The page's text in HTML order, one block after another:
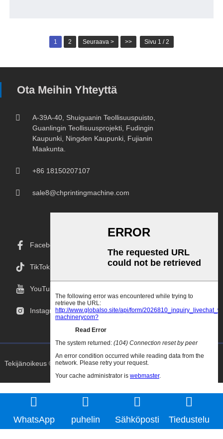
1 2 Seuraava > >> Sivu 1 / 2
Ota Meihin Yhteyttä
A-39A-40, Shuiguanin Teollisuuspuisto,
Guanlingin Teollisuusprojekti, Fudingin
Kaupunki, Ningden Kaupunki, Fujianin
Maakunta.
+86 18150207107
sale8@chprintingmachine.com
Facebook
TikTok
YouTube
Instagramissa
Tekijänoikeus © 2025 Goodao.Cn Kaikki Oikeudet Pidätetään.
WhatsApp puhelin Sähköposti Tiedustelu